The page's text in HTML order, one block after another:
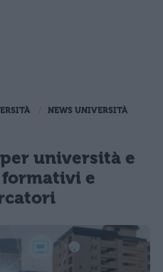
NEWS UNIVERSITÀ
università e
e